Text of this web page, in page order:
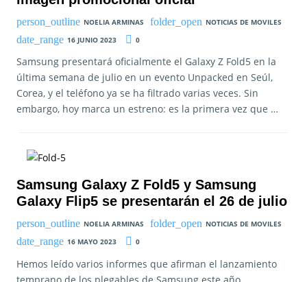
NOELIA ARMINAS
NOTICIAS DE MOVILES
16 JUNIO 2023
0
Samsung presentará oficialmente el Galaxy Z Fold5 en la
última semana de julio en un evento Unpacked en Seúl,
Corea, y el teléfono ya se ha filtrado varias veces. Sin
embargo, hoy marca un estreno: es la primera vez que …
Samsung Galaxy Z Fold5 y Samsung
Galaxy Flip5 se presentarán el 26 de julio
NOELIA ARMINAS
NOTICIAS DE MOVILES
16 MAYO 2023
0
Hemos leído varios informes que afirman el lanzamiento
temprano de los plegables de Samsung este año,